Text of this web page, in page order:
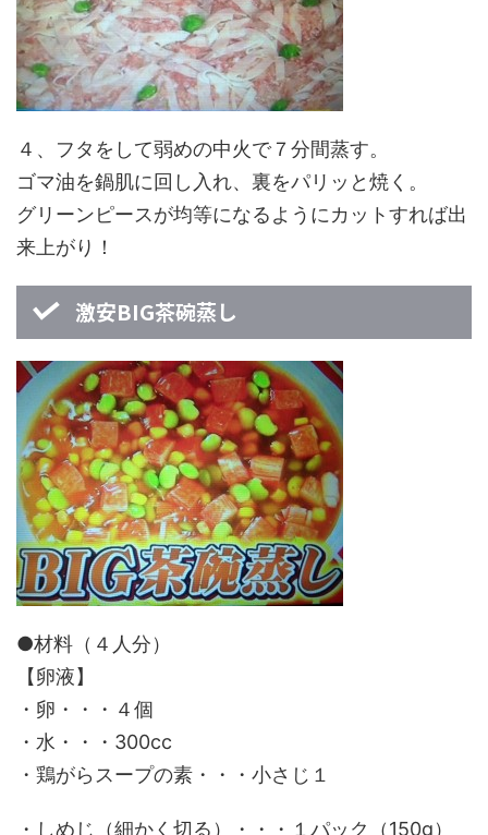
４、フタをして弱めの中火で７分間蒸す。
ゴマ油を鍋肌に回し入れ、裏をパリッと焼く。
グリーンピースが均等になるようにカットすれば出
来上がり！
激安BIG茶碗蒸し
●材料（４人分）
【卵液】
・卵・・・４個
・水・・・300cc
・鶏がらスープの素・・・小さじ１
・しめじ（細かく切る）・・・１パック（150g）